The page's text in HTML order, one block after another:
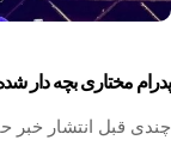
پدرام مختاری بچه دار
چندی قبل انتشار خبر